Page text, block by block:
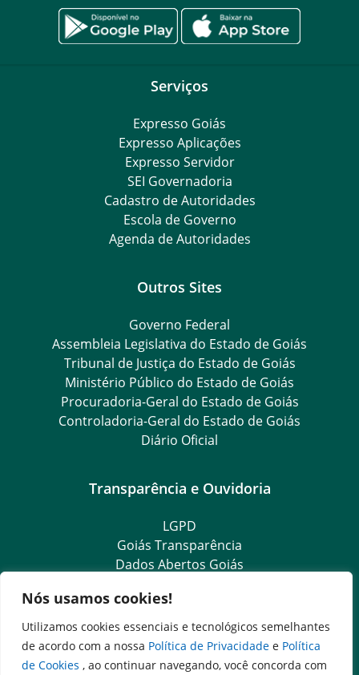
Nós usamos cookies!
Utilizamos cookies essenciais e tecnológicos semelhantes
de acordo com a nossa Política de Privacidade e Política
de Cookies , ao continuar navegando, você concorda com
Serviços
Expresso Goiás
Expresso Aplicações
Expresso Servidor
SEI Governadoria
Cadastro de Autoridades
Escola de Governo
Agenda de Autoridades
Outros Sites
Governo Federal
Assembleia Legislativa do Estado de Goiás
Tribunal de Justiça do Estado de Goiás
Ministério Público do Estado de Goiás
Procuradoria-Geral do Estado de Goiás
Controladoria-Geral do Estado de Goiás
Diário Oficial
Transparência e Ouvidoria
LGPD
Goiás Transparência
Dados Abertos Goiás
e-SIC – Serviço Eletrônico de Informação ao Cidadão
Ouvidoria Setorial (Expresso)
Ouvidoria Setorial (Presencial)